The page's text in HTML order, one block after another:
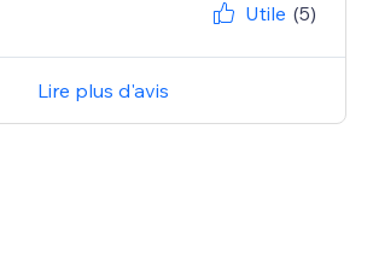
Utile (5)
Lire plus d'avis